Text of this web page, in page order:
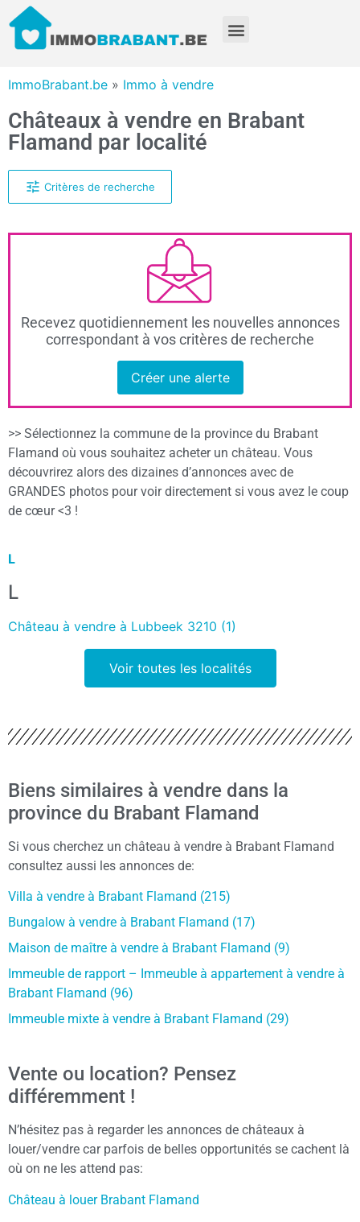
ImmoBrabant.be » Immo à vendre
Châteaux à vendre en Brabant
Flamand par localité
Critères de recherche
Recevez quotidiennement les nouvelles annonces
correspondant à vos critères de recherche
Créer une alerte
>> Sélectionnez la commune de la province du Brabant
Flamand où vous souhaitez acheter un château. Vous
découvrirez alors des dizaines d’annonces avec de
GRANDES photos pour voir directement si vous avez le coup
de cœur <3 !
L
L
Château à vendre à Lubbeek 3210 (1)
Voir toutes les localités
Biens similaires à vendre dans la
province du Brabant Flamand
Si vous cherchez un château à vendre à Brabant Flamand
consultez aussi les annonces de:
Villa à vendre à Brabant Flamand (215)
Bungalow à vendre à Brabant Flamand (17)
Maison de maître à vendre à Brabant Flamand (9)
Immeuble de rapport – Immeuble à appartement à vendre à
Brabant Flamand (96)
Immeuble mixte à vendre à Brabant Flamand (29)
Vente ou location? Pensez
différemment !
N’hésitez pas à regarder les annonces de châteaux à
louer/vendre car parfois de belles opportunités se cachent là
où on ne les attend pas:
Château à louer Brabant Flamand